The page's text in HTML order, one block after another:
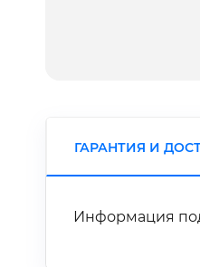
ГАРАНТИЯ И
Информация